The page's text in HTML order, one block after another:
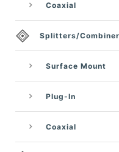
Coaxial
Splitters/
Surface Mount
Plug-In
Coaxial